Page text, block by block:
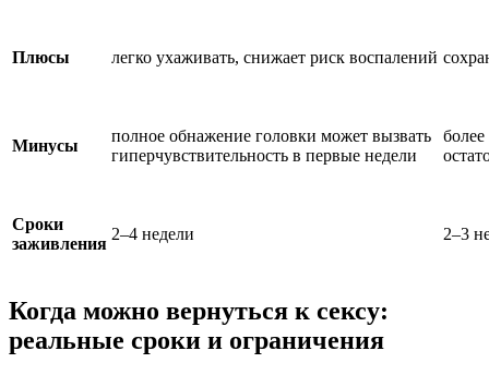
Плюсы легко ухаживать, снижает риск воспалений
Минусы
полное обнажение головки может вызвать
гиперчувствительность в первые недели
Сроки
заживления
2–4 недели 2–3
Когда можно вернуться к сексу:
реальные сроки и ограничения